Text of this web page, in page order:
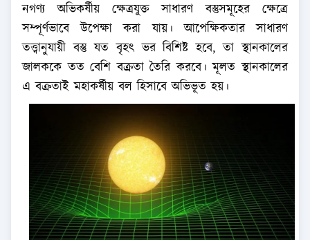
নগণ্য অভিকর্ষীয় ক্ষেত্রযুক্ত সাধারণ বস্তুসমূহের ক্ষেত্রে
সম্পূর্ণভাবে উপেক্ষা করা যায়। আপেক্ষিকতার সাধারণ
তত্ত্বানুযায়ী বস্তু যত বৃহৎ ভর বিশিষ্ট হবে, তা স্থানকালের
জালককে তত বেশি বক্রতা তৈরি করবে। মূলত স্থানকালের
এ বক্রতাই মহাকর্ষীয় বল হিসাবে অভিভূত হয়।